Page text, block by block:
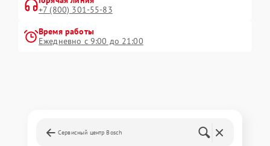
+7 (800) 301-55-83
Время работы
Ежедневно с 9:00 до 21:00
Сервисный центр Bosch